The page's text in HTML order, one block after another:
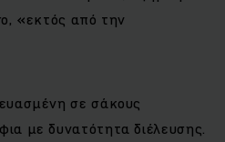
«εκτός από την
σε σάκους
με δυνατότητα διέλευσης.